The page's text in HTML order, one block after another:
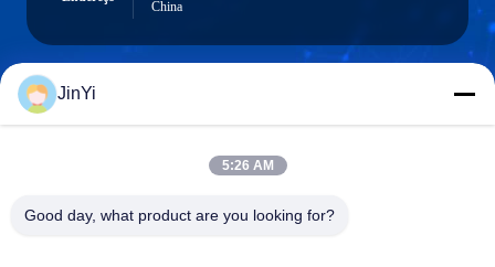
China
chenshasha1867@gmail.com
JinYi
5:26 AM
Good day, what product are you looking for?